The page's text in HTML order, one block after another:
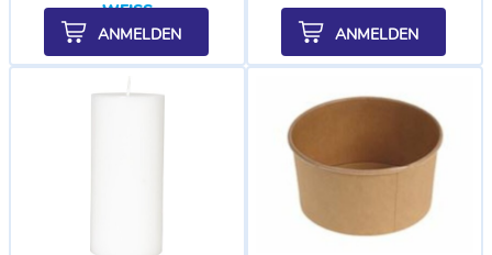
WEISS
ANMELDEN
ANMELDEN